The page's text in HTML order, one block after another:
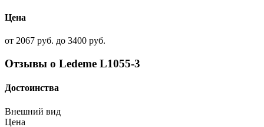
Цена
от 2067 руб. до 3400 руб.
Отзывы о Ledeme L1055-3
Достоинства
Внешний вид
Цена